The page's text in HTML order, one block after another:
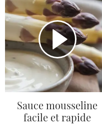
Sauce mousseline
facile et rapide